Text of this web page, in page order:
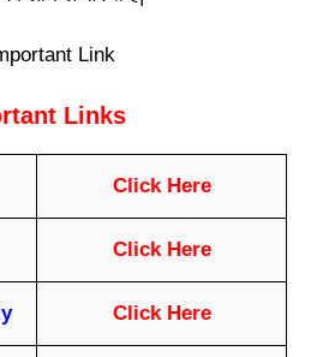
Links
Click Here
Click Here
Click Here